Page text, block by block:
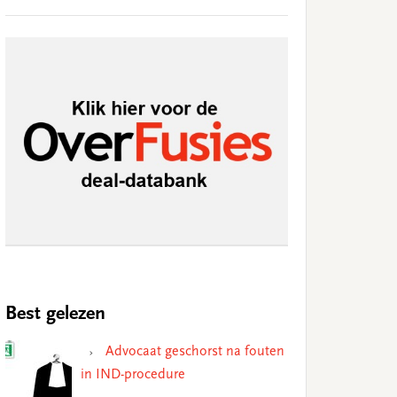
Best gelezen
Advocaat geschorst na fouten
in IND-procedure